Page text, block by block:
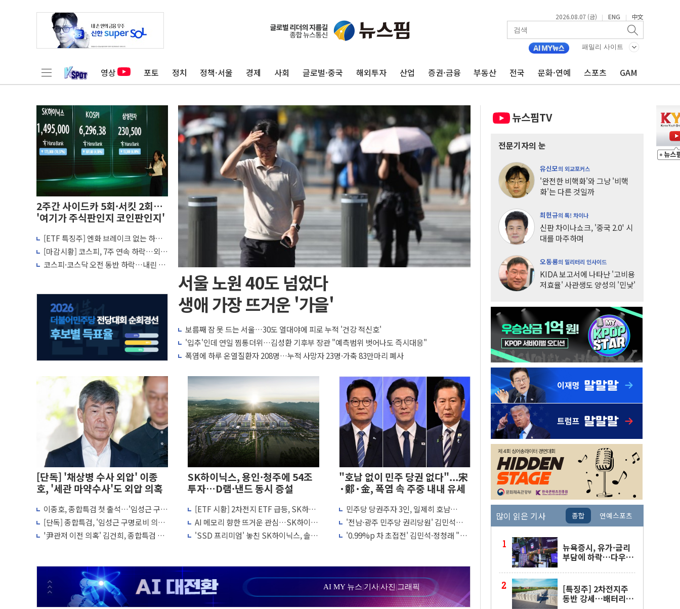
2026.08.07 (금) | ENG | 中文
패밀리 사이트
영상 포토 정치 정책·서울 경제 사회 글로벌·중국 해외투자 산업 증권·금융 부동산 전국 문화·연예 스포츠 GAM
2주간 사이드카 5회·서킷 2회…
'여기가 주식판인지 코인판인지'
[ETF 특징주] 엔화 브레이크 없는 하락
에 FXY 자산 녹아내린다
[마감시황] 코스피, 7주 연속 하락…외국
인 매도에 6258.77
코스피·코스닥 오전 동반 하락…내린 종
서울 노원 40도 넘었다
생애 가장 뜨거운 '가을'
보름째 잠 못 드는 서울…30도 열대야에 피로 누적 '건강 적신호'
'입추'인데 연일 찜통더위…김성환 기후부 장관 "예측범위 벗어나도 즉시대응"
폭염에 하루 온열질환자 208명…누적 사망자 23명·가축 83만마리 폐사
[단독] '채상병 수사 외압' 이종
호, '세관 마약수사'도 외압 의혹
이종호, 종합특검 첫 출석…'임성근 구명
로비' 윗선 수사 참고인
[단독] 종합특검, '임성근 구명로비 의혹'
이종호 30일 첫 소환
'尹관저 이전 의혹' 김건희, 종합특검 출
SK하이닉스, 용인·청주에 54조
투자…D램·낸드 동시 증설
[ETF 시황] 2차전지 ETF 급등, SK하이
닉스 레버리지는 급락
AI 메모리 향한 뜨거운 관심…SK하이닉
스, FMS서 '풀스택' 기술력 과시
'SSD 프리미엄' 놓친 SK하이닉스, 솔리
"호남 없이 민주 당권 없다"...宋
·鄭·金, 폭염 속 주중 내내 유세
민주당 당권주자 3인, 일제히 호남
행…'메가프로젝트' 놓고 적임자 경쟁
'전남·광주 민주당 권리당원' 김민석
47.5% 정청래 34.4% 송영길 14.6%
'0.99%p 차 초접전' 김민석·정청래 "내
AI MY 뉴스|기사|사진 |그래픽
[인사] 공정거래위원회
KDB생명 본입찰 3파전…한화·흥국·한투 참여
반도체공학회 "R&D직 주 52시간제 개선해야…기술격차 확대 막아야"
현대카드, 박재범·실리카겔 등 8~9월 공연 라인업 공개
[르포] 육군, 2031년까지 3개 보급단 '1등급 스마트 물류센터' 전환
송도 신축 아파트서 외벽 테라스 떨어져…SK에코플랜트 "전수 조사"
뉴스핌TV
전문기자의 눈
유신모의 외교포커스
'완전한 비핵화'와 그냥 '비핵
화'는 다른 것일까
최헌규의 톡! 차이나
신판 차이나쇼크, '중국 2.0' 시
대를 마주하며
오동룡의 밀리터리 인사이드
KIDA 보고서에 나타난 '고비용
저효율' 사관생도 양성의 '민낯'
많이 읽은 기사 종합 연예스포츠
뉴욕증시, 유가·금리
부담에 하락…다우 5
[특징주] 2차전지주
동반 강세…배터리3